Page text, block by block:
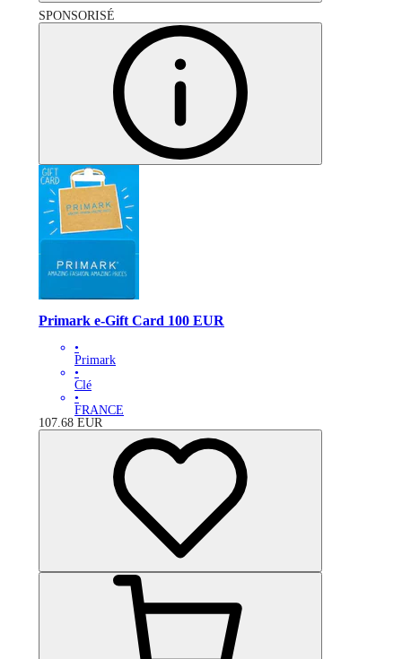
SPONSORISÉ
Primark e-Gift Card 100 EUR
•
Primark
•
Clé
•
FRANCE
107.68 EUR